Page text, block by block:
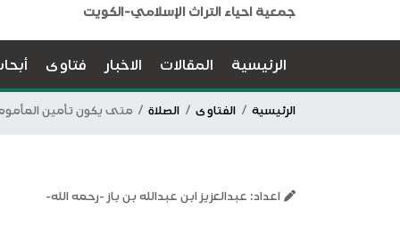
جمعية احياء التراث الإسلامي-الكويت
الرئيسية المقالات الاخبار فتاوى
الرئيسية الفتاوى الصلاة متى يكون تأمين
اعداد: عبدالعزيز ابن عبدالله بن باز -رحمه الله-